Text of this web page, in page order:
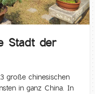
Stadt der
große chinesischen
in ganz China. In